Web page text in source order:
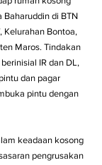
di BTN
Kelurahan Bontoa,
Maros. Tindakan
IR dan DL,
dan pagar
pintu dengan
keadaan kosong
pengrusakan